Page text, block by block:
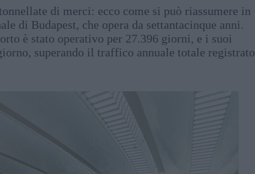
di merci: ecco come si può riassumere in
di Budapest, che opera da settantacinque anni.
è stato operativo per 27.396 giorni, e i suoi
superando il traffico annuale totale registrato